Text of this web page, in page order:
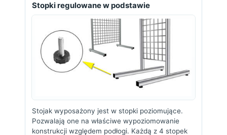
Stopki regulowane w podstawie
Stojak wyposażony jest w stopki poziomujące.
Pozwalają one na właściwe wypoziomowanie
konstrukcji względem podłogi. Każdą z 4 stopek